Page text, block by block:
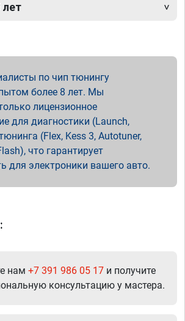
лет
по чип тюнингу
более 8 лет. Мы
лицензионное
для диагностики (Launch,
(Flex, Kess 3, Autotuner,
что гарантирует
для электроники вашего авто.
нам +7 391 986 05 17 и получите
консультацию у мастера.